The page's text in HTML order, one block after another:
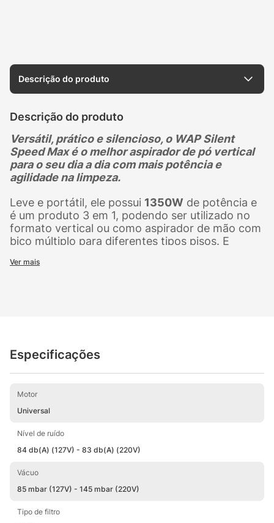
Descrição do produto
Descrição do produto
Versátil, prático e silencioso, o WAP Silent
Speed Max é o melhor aspirador de pó vertical
para o seu dia a dia com mais potência e
agilidade na limpeza.
Leve e portátil, ele possui 1350W de potência e
é um produto 3 em 1, podendo ser utilizado no
formato vertical ou como aspirador de mão com
bico múltiplo para diferentes tipos pisos. E
acesso.
Maxvem equipado com o exclusivo sistema
de locais de difícil acesso, como embaixo de
camas, armários ou cantos de sofás. Outro
99,5% das micropartículas de sujeira, fungos e
ácaros, e garante o retorno de um ar muito mais
puro e saudável para o seu ambiente.
Por ser compacto e desmontável, é muito
prático para guardar.
Ver mais
Especificações
Motor
Universal
Nível de ruído
84 db(A) (127V) - 83 db(A) (220V)
Vácuo
85 mbar (127V) - 145 mbar (220V)
Tipo de filtro